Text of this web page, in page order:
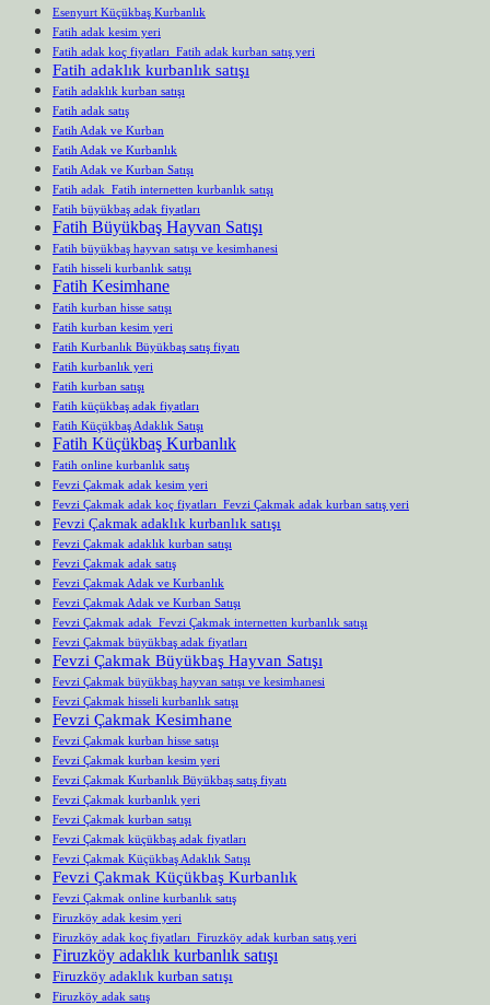
Esenyurt Küçükbaş Kurbanlık
Fatih adak kesim yeri
Fatih adak koç fiyatları Fatih adak kurban satış yeri
Fatih adaklık kurbanlık satışı
Fatih adaklık kurban satışı
Fatih adak satış
Fatih Adak ve Kurban
Fatih Adak ve Kurbanlık
Fatih Adak ve Kurban Satışı
Fatih adak Fatih internetten kurbanlık satışı
Fatih büyükbaş adak fiyatları
Fatih Büyükbaş Hayvan Satışı
Fatih büyükbaş hayvan satışı ve kesimhanesi
Fatih hisseli kurbanlık satışı
Fatih Kesimhane
Fatih kurban hisse satışı
Fatih kurban kesim yeri
Fatih Kurbanlık Büyükbaş satış fiyatı
Fatih kurbanlık yeri
Fatih kurban satışı
Fatih küçükbaş adak fiyatları
Fatih Küçükbaş Adaklık Satışı
Fatih Küçükbaş Kurbanlık
Fatih online kurbanlık satış
Fevzi Çakmak adak kesim yeri
Fevzi Çakmak adak koç fiyatları Fevzi Çakmak adak kurban satış yeri
Fevzi Çakmak adaklık kurbanlık satışı
Fevzi Çakmak adaklık kurban satışı
Fevzi Çakmak adak satış
Fevzi Çakmak Adak ve Kurbanlık
Fevzi Çakmak Adak ve Kurban Satışı
Fevzi Çakmak adak Fevzi Çakmak internetten kurbanlık satışı
Fevzi Çakmak büyükbaş adak fiyatları
Fevzi Çakmak Büyükbaş Hayvan Satışı
Fevzi Çakmak büyükbaş hayvan satışı ve kesimhanesi
Fevzi Çakmak hisseli kurbanlık satışı
Fevzi Çakmak Kesimhane
Fevzi Çakmak kurban hisse satışı
Fevzi Çakmak kurban kesim yeri
Fevzi Çakmak Kurbanlık Büyükbaş satış fiyatı
Fevzi Çakmak kurbanlık yeri
Fevzi Çakmak kurban satışı
Fevzi Çakmak küçükbaş adak fiyatları
Fevzi Çakmak Küçükbaş Adaklık Satışı
Fevzi Çakmak Küçükbaş Kurbanlık
Fevzi Çakmak online kurbanlık satış
Firuzköy adak kesim yeri
Firuzköy adak koç fiyatları Firuzköy adak kurban satış yeri
Firuzköy adaklık kurbanlık satışı
Firuzköy adaklık kurban satışı
Firuzköy adak satış